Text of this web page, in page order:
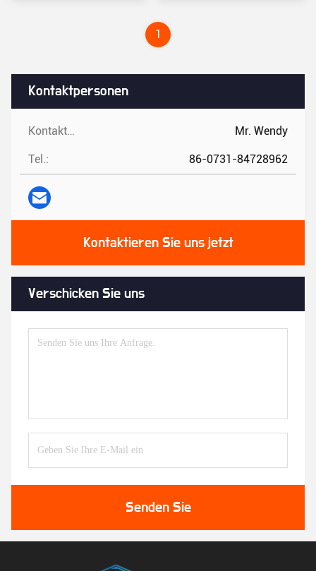
Kontaktpersonen
Kontaktpersonen: Mr. Wendy
Tel.: 86-0731-84728962
Kontaktieren Sie uns jetzt
Verschicken Sie uns
Senden Sie
1